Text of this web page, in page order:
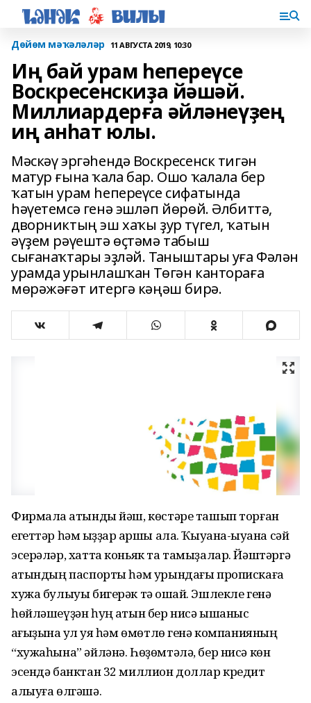
Дөйөм мәҡәләләр 11 АВГУСТА 2019, 10:30
Иң бай урам һепереүсе
Воскресенскиҙа йәшәй.
Миллиардерға әйләнеүҙең
иң анһат юлы.
Мәскәү эргәһендә Воскресенск тигән
матур ғына ҡала бар. Ошо ҡалала бер
ҡатын урам һепереүсе сифатында
һәүетемсә генә эшләп йөрөй. Әлбиттә,
дворниктың эш хаҡы ҙур түгел, ҡатын
әүҙем рәүештә өҫтәмә табыш
сығанаҡтары эҙләй. Таныштары уға Фәлән
урамда урынлашҡан Төгән кантораға
мөрәжәғәт итергә кәңәш бирә.
Фирмала ҡатынды йәш, көстәре ташып торған
егеттәр һәм ҡыҙҙар ҡаршы ала. Ҡыуана-ҡыуана сәй
эсерәләр, хатта коньяк та тамыҙалар. Йәштәргә
ҡатындың паспорты һәм урындағы пропискаға
хужа булыуы бигерәк тә оҡшай. Эшлекле генә
һөйләшеүҙән һуң ҡатын бер нисә ышаныс
ҡағыҙына ҡул ҡуя һәм өмөтлө генә компанияның
“хужаһына” әйләнә. Һөҙөмтәлә, бер нисә көн
эсендә банктан 32 миллион доллар кредит
алыуға өлгәшә.